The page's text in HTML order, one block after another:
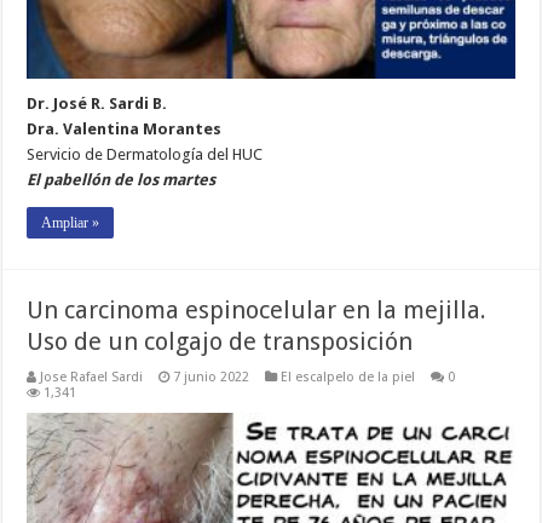
Dr. José R. Sardi B.
Dra. Valentina Morantes
Servicio de Dermatología del HUC
El pabellón de los martes
Ampliar »
Un carcinoma espinocelular en la mejilla.
Uso de un colgajo de transposición
Jose Rafael Sardi 7 junio 2022 El escalpelo de la piel
0
1,341